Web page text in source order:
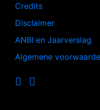
Credits
Disclaimer
ANBI en Jaarverslag
Algemene